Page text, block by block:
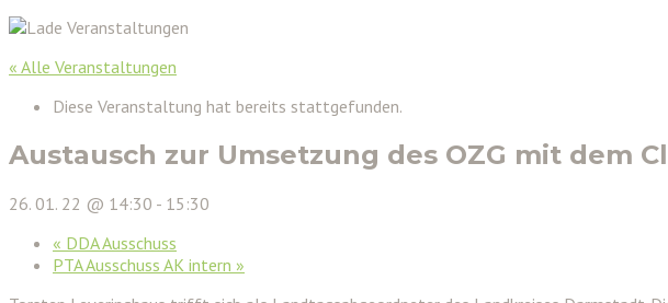
« Alle Veranstaltungen
Diese Veranstaltung hat bereits stattgefunden.
Austausch zur Umsetzung des OZG mit dem
26. 01. 22 @ 14:30 - 15:30
« DDA Ausschuss
PTA Ausschuss AK intern »